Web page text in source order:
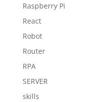
Raspberry Pi
React
Robot
Router
RPA
SERVER
skills